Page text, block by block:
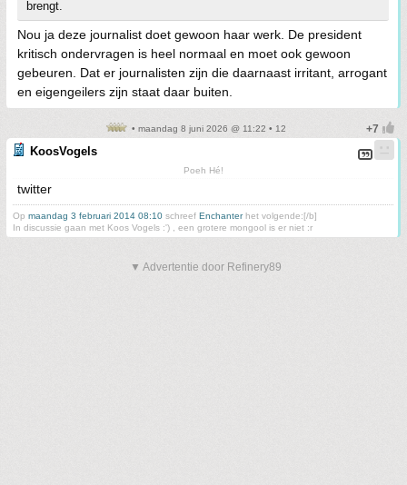
brengt.
Nou ja deze journalist doet gewoon haar werk. De president
kritisch ondervragen is heel normaal en moet ook gewoon
gebeuren. Dat er journalisten zijn die daarnaast irritant, arrogant
en eigengeilers zijn staat daar buiten.
• maandag 8 juni 2026 @ 11:22 • 12
KoosVogels
Poeh Hé!
twitter
Op maandag 3 februari 2014 08:10 schreef Enchanterhet volgende:[/b]
In discussie gaan met Koos Vogels :') , een grotere mongool is er niet :r
▼ Advertentie door Refinery89